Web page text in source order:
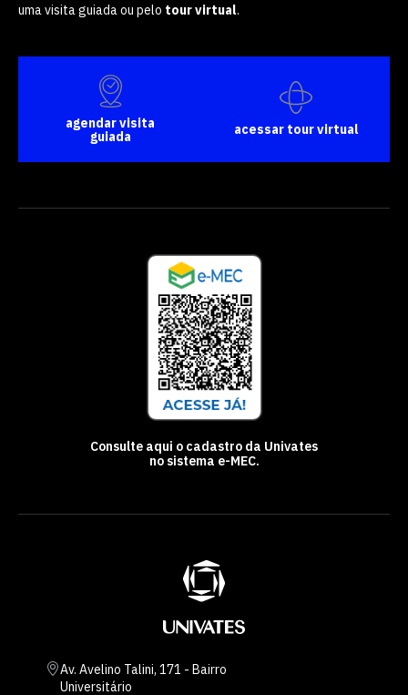
uma visita guiada ou pelo tour virtual.
agendar visita
guiada
acessar tour virtual
Consulte aqui o cadastro da Univates
no sistema e-MEC.
Av. Avelino Talini, 171 - Bairro
Universitário